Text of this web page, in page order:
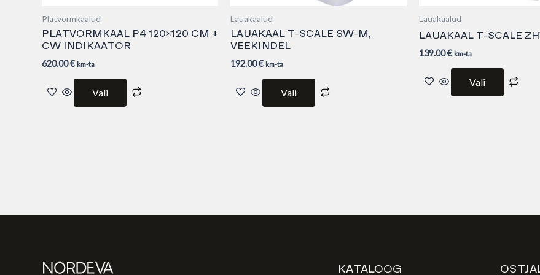
Platvormkaalud
PLATVORMKAAL P4 120×120 CM +
CW INDIKAATOR
620.00€ km-ta
Vali
Lauakaalud
LAUAKAAL T-SCALE SW-M,
VEEKINDEL
192.00€ km-ta
Vali
Lauakaalud
LAUAKAAL T-SCALE
139.00€ km-ta
Vali
KATALOOG